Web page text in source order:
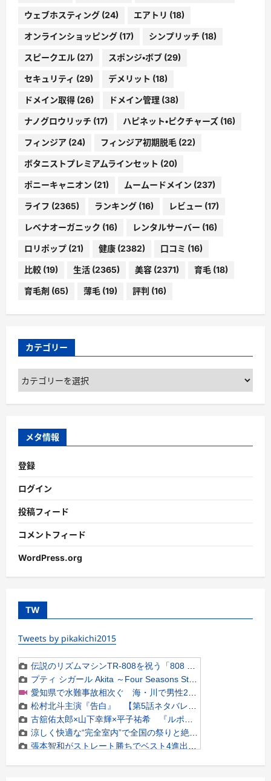
ウェブホスティング (24) エアトリ (18)
オンラインショッピング (17) シンプリッチ (18)
スピークエル (27) スポンジ・ボブ (29)
セキュリティ (29) デメリット (18)
ドメイン取得 (26) ドメイン管理 (38)
ナノグロウリッチ (17) ハピネット・ピクチャーズ (16)
フィンジア (24) フィンジア初期脱毛 (22)
ボタニストプレミアムラインセット (20)
ポニーキャニオン (21) ムームードメイン (237)
ライフ (2365) ランキング (16) レビュー (17)
レベナオーガニック (16) レンタルサーバー (16)
ロリポップ (21) 健康 (2382) 口コミ (16)
比較 (19) 生活 (2365) 美容 (2371) 育毛 (18)
育毛剤 (65) 薄毛 (19) 評判 (16)
カテゴリー
カ
ゴ
ー
メタ情報
登録
ログイン
投稿フィード
コメントフィード
WordPress.org
TW
Tweets by pikakichi2015